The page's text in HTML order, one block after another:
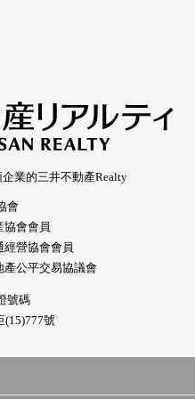
業的三井不動產Realty
會
協會會員
經營協會會員
產公平交易協議會
號碼
(15)777號